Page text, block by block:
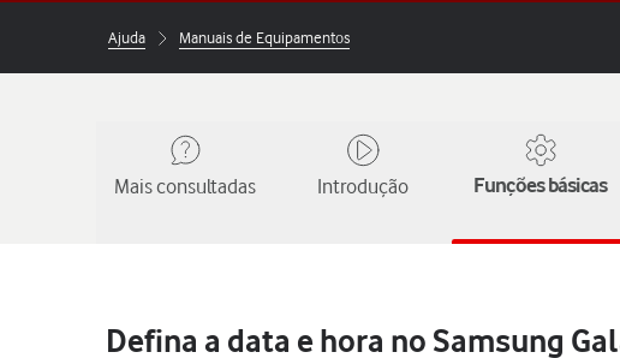
Ajuda Manuais de Equipamentos
Mais consultadas Introdução Funções básicas
Defina a data e hora no Samsung